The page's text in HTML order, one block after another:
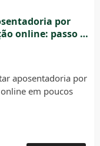
por
online: passo a
aposentadoria por
em poucos